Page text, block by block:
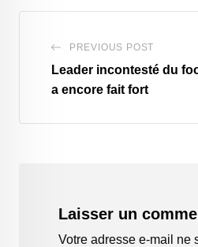
PREVIOUS POST
Leader incontesté du
a encore fait fort
Laisser un
Votre adresse e-mail ne